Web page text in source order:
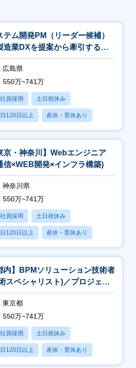
テム開発PM（リーダー候補）
造業DXを提案から牽引するプ
ェクトマネージャー
広島県
550万~741万
員採用 土日祝休み
120日以上 産休・育休あり
あり
京・神奈川】Webエンジニア
信×WEB開発×インフラ構築)
神奈川県
550万~741万
員採用 土日祝休み
120日以上 産休・育休あり
あり
内】BPMソリューション技術者
スペシャリスト)／プロジェク
核×上流工程×一部在宅可
東京都
550万~741万
員採用 土日祝休み
120日以上 産休・育休あり
あり